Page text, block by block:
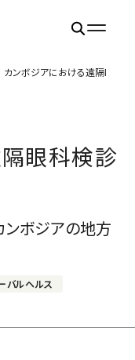
カンボジアにおける遠隔眼科検
眼科検診
ボジアの地方
バルヘルス